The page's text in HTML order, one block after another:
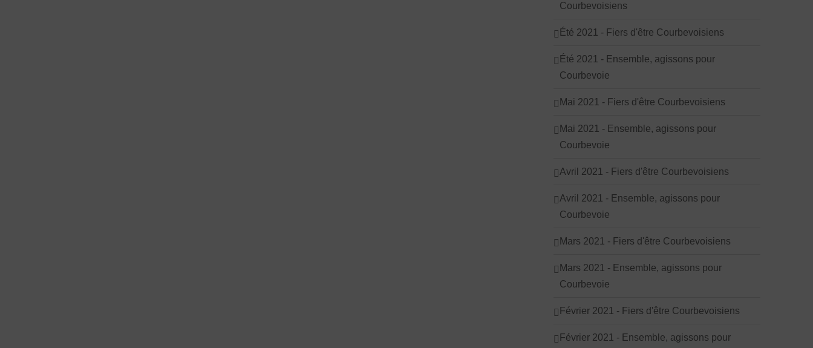
Courbevoisiens
Été 2021 - Fiers d'être Courbevoisiens
Été 2021 - Ensemble, agissons pour
Courbevoie
Mai 2021 - Fiers d'être Courbevoisiens
Mai 2021 - Ensemble, agissons pour
Courbevoie
Avril 2021 - Fiers d'être Courbevoisiens
Avril 2021 - Ensemble, agissons pour
Courbevoie
Mars 2021 - Fiers d'être Courbevoisiens
Mars 2021 - Ensemble, agissons pour
Courbevoie
Février 2021 - Fiers d'être Courbevoisiens
Février 2021 - Ensemble, agissons pour